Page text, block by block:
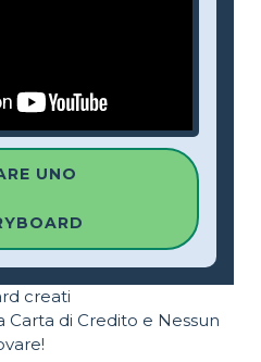
UNO
creati
Carta di Credito e Nessun